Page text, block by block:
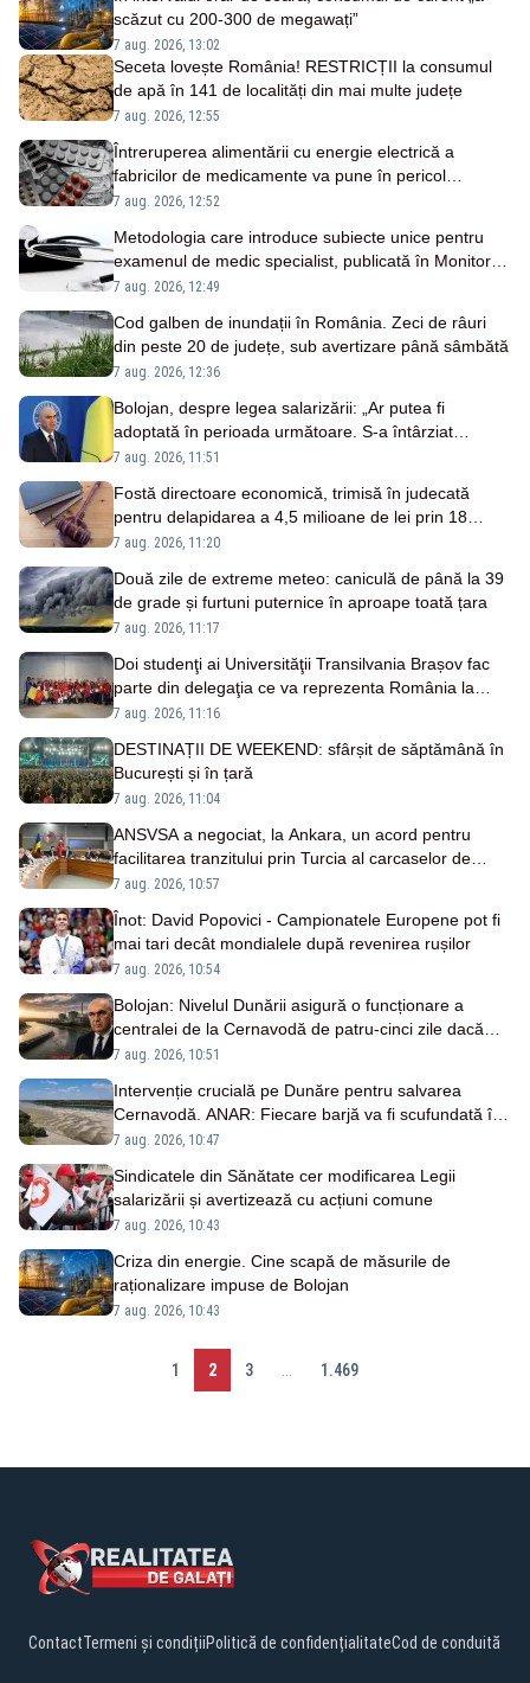
scăzut cu 200-300 de megawați”
7 aug. 2026, 13:02
Seceta lovește România! RESTRICȚII la consumul
de apă în 141 de localități din mai multe județe
7 aug. 2026, 12:55
Întreruperea alimentării cu energie electrică a
fabricilor de medicamente va pune în pericol
pacienții
7 aug. 2026, 12:52
Metodologia care introduce subiecte unice pentru
examenul de medic specialist, publicată în Monitorul
Oficial
7 aug. 2026, 12:49
Cod galben de inundații în România. Zeci de râuri
din peste 20 de județe, sub avertizare până sâmbătă
7 aug. 2026, 12:36
Bolojan, despre legea salarizării: „Ar putea fi
adoptată în perioada următoare. S-a întârziat
depunerea din cauza unor discursuri iresponsabile în
7 aug. 2026, 11:51
Fostă directoare economică, trimisă în judecată
pentru delapidarea a 4,5 milioane de lei prin 18
transferuri bancare
7 aug. 2026, 11:20
Două zile de extreme meteo: caniculă de până la 39
de grade și furtuni puternice în aproape toată țara
7 aug. 2026, 11:17
Doi studenţi ai Universităţii Transilvania Brașov fac
parte din delegaţia ce va reprezenta România la
WorldSkills Shanghai
7 aug. 2026, 11:16
DESTINAȚII DE WEEKEND: sfârșit de săptămână în
București și în țară
7 aug. 2026, 11:04
ANSVSA a negociat, la Ankara, un acord pentru
facilitarea tranzitului prin Turcia al carcaselor de
ovine și bovine
7 aug. 2026, 10:57
Înot: David Popovici - Campionatele Europene pot fi
mai tari decât mondialele după revenirea rușilor
7 aug. 2026, 10:54
Bolojan: Nivelul Dunării asigură o funcționare a
centralei de la Cernavodă de patru-cinci zile dacă
debitele vor scădea
7 aug. 2026, 10:51
Intervenție crucială pe Dunăre pentru salvarea
Cernavodă. ANAR: Fiecare barjă va fi scufundată în
3-4 ore
7 aug. 2026, 10:47
Sindicatele din Sănătate cer modificarea Legii
salarizării și avertizează cu acțiuni comune
7 aug. 2026, 10:43
Criza din energie. Cine scapă de măsurile de
raționalizare impuse de Bolojan
7 aug. 2026, 10:43
1 2 3 1.469
ContactTermeni și condițiiPolitică de confidențialitateCod de conduită